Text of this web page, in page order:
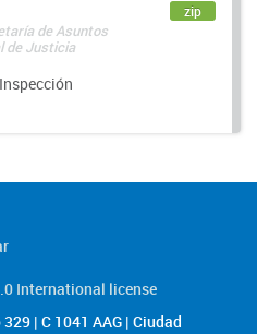
de Asuntos
de Justicia
zip
International license
| C 1041 AAG | Ciudad